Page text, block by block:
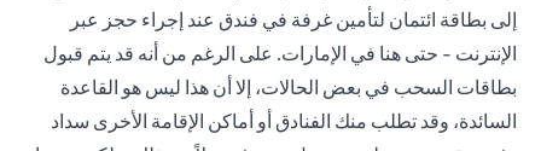
إلى بطاقة ائتمان لتأمين غرفة في فندق عند إجراء حجز عبر
الإنترنت - حتى هنا في الإمارات. على الرغم من أنه قد يتم قبول
بطاقات السحب في بعض الحالات، إلا أن هذا ليس هو القاعدة
السائدة، وقد تطلب منك الفنادق أو أماكن الإقامة الأخرى سداد